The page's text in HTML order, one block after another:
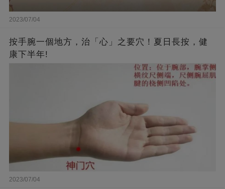
2023/07/04
按手腕一個地方，治「心」之要穴！夏日長按，健
康下半年!
2023/07/04